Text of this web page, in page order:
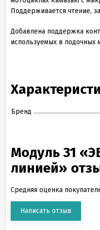
Поддерживается чтение,
Добавлена поддержка
используемых в лодочных
Бренд
Модуль 31
линией»
Средняя оценка
Написать отзыв